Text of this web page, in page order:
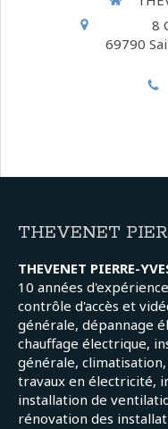
8
69790
THEVENET
THEVENET PIERRE-
10 années
contrôle d'accès et
générale, dépannage
chauffage électrique,
générale,
travaux en électricité,
installation de
rénovation des